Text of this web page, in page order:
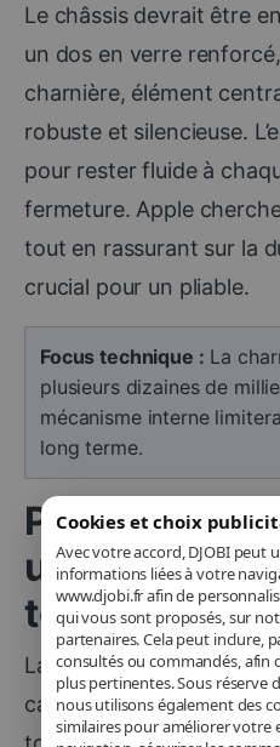
Cookies et choix
Avec votre accord, DJOBI peut
informations liées à votre
www.djobi.fr afin de
qui vous sont proposés, sur
partenaires. Cela peut inclure,
consultés ou commandés, afin
plus pertinentes. Sous réserve
nous utilisons également des
similaires pour améliorer votre
Le châssis devrait être
un dos en verre
charnière, élément
robuste et silencieuse.
pour rester fluide à
fermeture. Apple
tout en rassurant sur la
crucial pour un pliable.
Focus technique : La
plusieurs dizaines de
mécanisme interne
long terme.
Puissance et
un iPhone à
temps
La puce interne serait
capable de gérer le